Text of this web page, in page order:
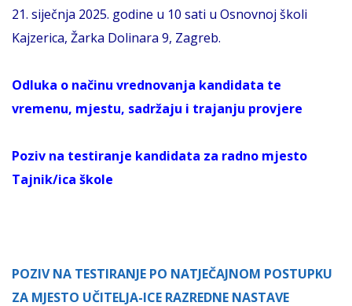
21. siječnja 2025. godine u 10 sati u Osnovnoj školi
Kajzerica, Žarka Dolinara 9, Zagreb.
Odluka o načinu vrednovanja kandidata te
vremenu, mjestu, sadržaju i trajanju provjere
Poziv na testiranje kandidata za radno mjesto
Tajnik/ica škole
POZIV NA TESTIRANJE PO NATJEČAJNOM POSTUPKU
ZA MJESTO UČITELJA-ICE RAZREDNE NASTAVE